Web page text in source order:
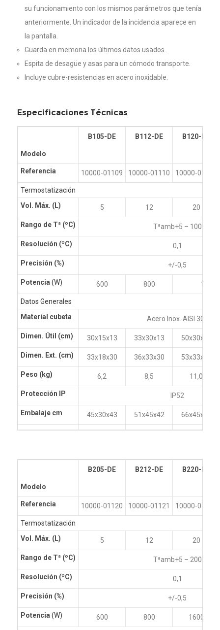
su funcionamiento con los mismos parámetros que tenía
anteriormente. Un indicador de la incidencia aparece en
la pantalla.
Guarda en memoria los últimos datos usados.
Espita de desagüe y asas para un cómodo transporte.
Incluye cubre-resistencias en acero inoxidable.
Especificaciones Técnicas
Modelo
B105-DE B112-DE B120-DE
Referencia 10000-01109 10000-01110 10000-01111
Termostatización
Vol. Máx. (L) 5 12 20
Rango de Tª (ºC) Tªamb+5 – 100
Resolución (ºC) 0,1
Precisión (%) +/-0,5
Potencia (W) 600 800 1600
Datos Generales
Material cubeta
Acero Inox. AISI 304
Dimen. Útil (cm) 30x15x13 33x30x13 50x30x13
Dimen. Ext. (cm) 33x18x30 36x33x30 53x33x30
Peso (kg) 6,2 8,5 11,0
Protección IP IP52
Embalaje cm 45x30x43 51x45x42 66x45x43
Modelo
B205-DE B212-DE B220-DE
Referencia 10000-01120 10000-01121 10000-01122
Termostatización
Vol. Máx. (L) 5 12 20
Rango de Tª (ºC) Tªamb+5 – 200
Resolución (ºC) 0,1
Precisión (%) +/-0,5
Potencia (W) 600 800 1600